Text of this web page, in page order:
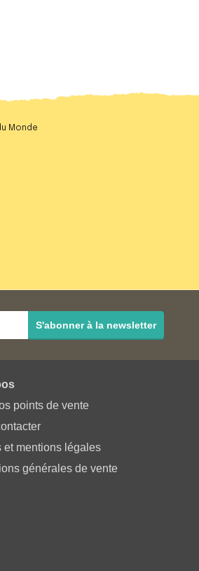
Monde
S'abonner à la newsletter
points de vente
et mentions légales
générales de vente